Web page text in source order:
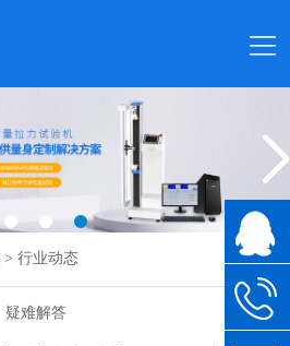
> 行业动态
疑难解答